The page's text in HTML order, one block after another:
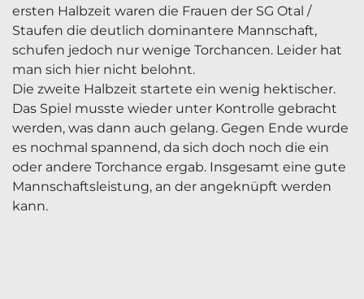
ersten Halbzeit waren die Frauen der SG Otal /
Staufen die deutlich dominantere Mannschaft,
schufen jedoch nur wenige Torchancen. Leider hat
man sich hier nicht belohnt.
Die zweite Halbzeit startete ein wenig hektischer.
Das Spiel musste wieder unter Kontrolle gebracht
werden, was dann auch gelang. Gegen Ende wurde
es nochmal spannend, da sich doch noch die ein
oder andere Torchance ergab. Insgesamt eine gute
Mannschaftsleistung, an der angeknüpft werden
kann.